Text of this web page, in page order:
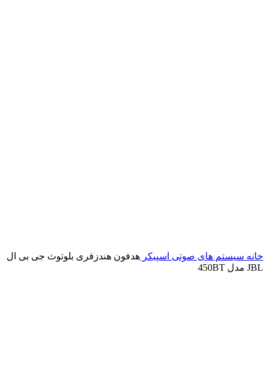
خانه سیستم های صوتی اسپیکر هدفون هندزفری بلوتوث جی بی ال
JBL مدل 450BT